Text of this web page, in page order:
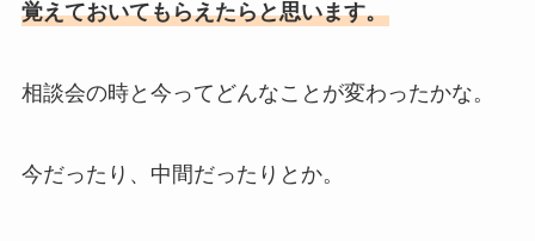
覚えておいてもらえたらと思います。
相談会の時と今ってどんなことが変わったかな。
今だったり、中間だったりとか。